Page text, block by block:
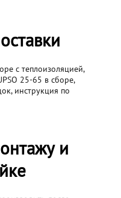
с теплоизоляцией,
25-65 в сборе,
инструкция по
и